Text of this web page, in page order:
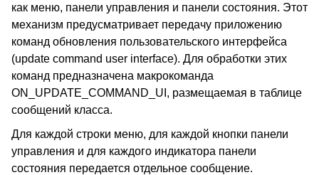
как меню, панели управления и панели состояния. Этот
механизм предусматривает передачу приложению
команд обновления пользовательского интерфейса
(update command user interface). Для обработки этих
команд предназначена макрокоманда
ON_UPDATE_COMMAND_UI, размещаемая в таблице
сообщений класса.
Для каждой строки меню, для каждой кнопки панели
управления и для каждого индикатора панели
состояния передается отдельное сообщение.